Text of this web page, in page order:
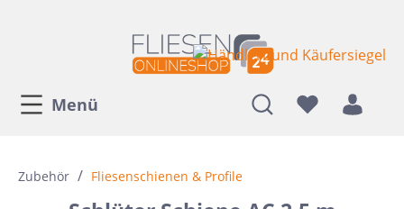
Menü
Zubehör / Fliesenschienen & Profile